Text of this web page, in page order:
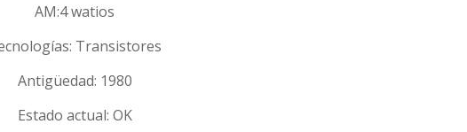
AM:4 watios
Transistores
Antigüedad: 1980
Estado actual: OK